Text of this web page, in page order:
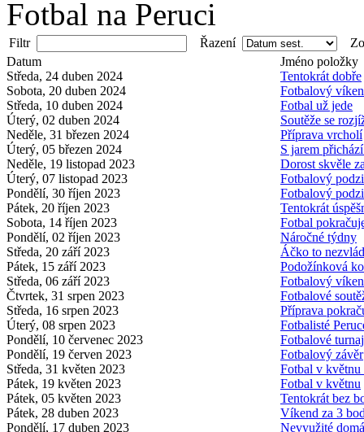
Fotbal na Peruci
Filtr Řazení
Datum
Jméno položky
Středa, 24 duben 2024
Tentokrát dobře
Sobota, 20 duben 2024
Fotbalový
Středa, 10 duben 2024
Fotbal už jede
Úterý, 02 duben 2024
Soutěže se
Neděle, 31 březen 2024
Příprava vrcholí
Úterý, 05 březen 2024
S jarem
Neděle, 19 listopad 2023
Dorost skvěle
Úterý, 07 listopad 2023
Fotbalový
Pondělí, 30 říjen 2023
Fotbalový
Pátek, 20 říjen 2023
Tentokrát
Sobota, 14 říjen 2023
Fotbal
Pondělí, 02 říjen 2023
Náročné týdny
Středa, 20 září 2023
Áčko to
Pátek, 15 září 2023
Podožínková
Středa, 06 září 2023
Fotbalový
Čtvrtek, 31 srpen 2023
Fotbalové
Středa, 16 srpen 2023
Příprava
Úterý, 08 srpen 2023
Fotbalisté
Pondělí, 10 červenec 2023
Fotbalové
Pondělí, 19 červen 2023
Fotbalový závěr
Středa, 31 květen 2023
Fotbal v květnu
Pátek, 19 květen 2023
Fotbal v květnu
Pátek, 05 květen 2023
Tentokrát bez
Pátek, 28 duben 2023
Víkend za 3
Pondělí, 17 duben 2023
Nevyužité